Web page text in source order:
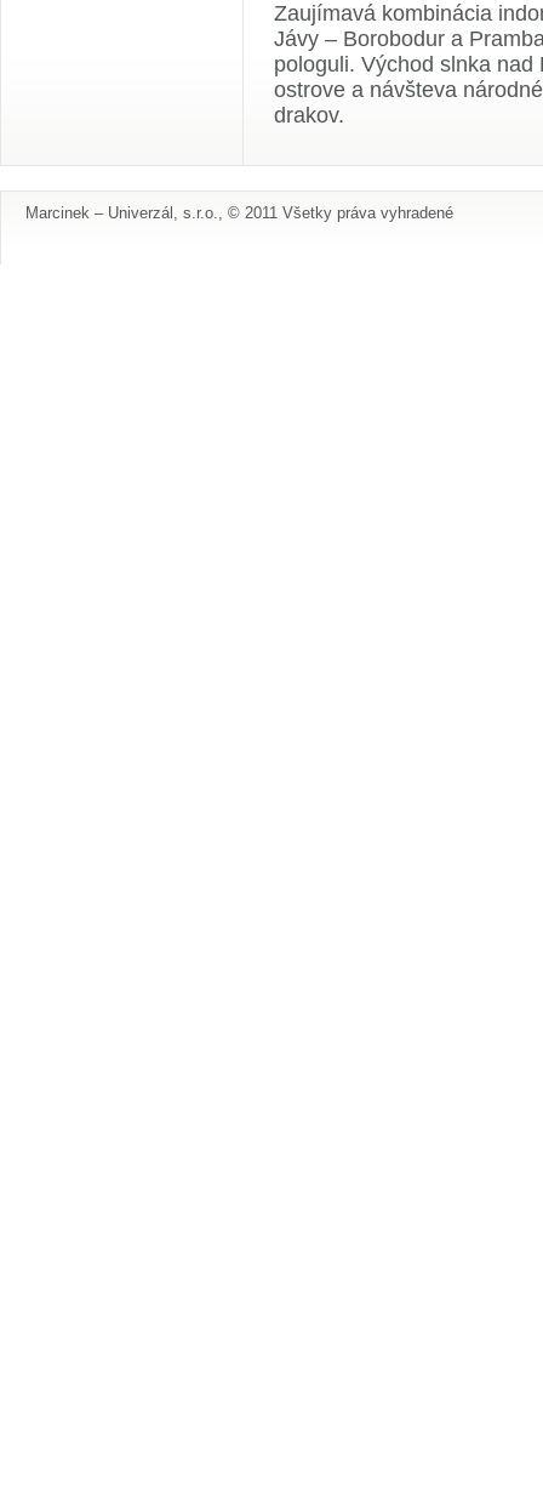
Zaujímavá kombinácia
Jávy – Borobodur a
pologuli. Východ slnka
ostrove a návšteva
drakov.
Marcinek – Univerzál, s.r.o., © 2011 Všetky práva vyhradené